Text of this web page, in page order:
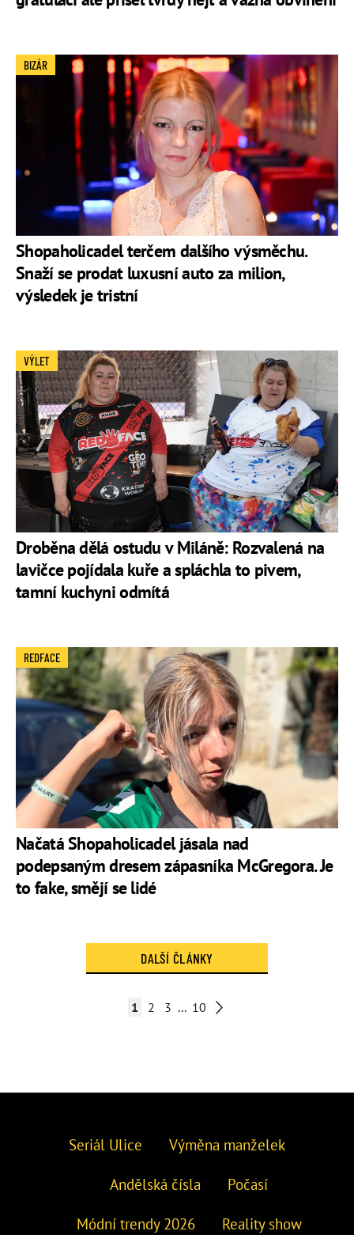
Shopaholicadel terčem dalšího výsměchu.
Snaží se prodat luxusní auto za milion,
výsledek je tristní
BIZÁR
Droběna dělá ostudu v Miláně: Rozvalená na
lavičce pojídala kuře a spláchla to pivem,
tamní kuchyni odmítá
VÝLET
Načatá Shopaholicadel jásala nad
podepsaným dresem zápasníka McGregora. Je
to fake, smějí se lidé
REDFACE
DALŠÍ ČLÁNKY
1 2 3 ... 10
Seriál Ulice Výměna manželek
Andělská čísla Počasí
Módní trendy 2026 Reality show